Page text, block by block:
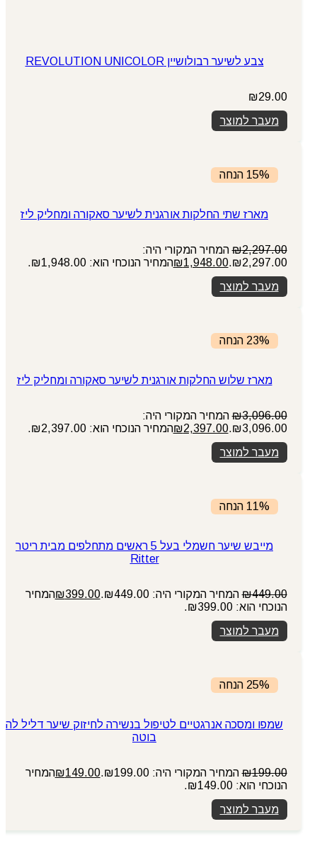
צבע לשיער רבולושיין REVOLUTION UNICOLOR
₪29.00
מעבר למוצר
15% הנחה
מארז שתי החלקות אורגנית לשיער סאקורה ומחליק ליז
₪2,297.00
המחיר המקורי היה:
₪2,297.00.
₪1,948.00
המחיר הנוכחי הוא: ₪1,948.00.
מעבר למוצר
23% הנחה
מארז שלוש החלקות אורגנית לשיער סאקורה ומחליק ליז
₪3,096.00
המחיר המקורי היה:
₪3,096.00.
₪2,397.00
המחיר הנוכחי הוא: ₪2,397.00.
מעבר למוצר
11% הנחה
מייבש שיער חשמלי בעל 5 ראשים מתחלפים מבית ריטר
Ritter
₪449.00 המחיר המקורי היה: ₪449.00. ₪399.00
המחיר
הנוכחי הוא: ₪399.00.
מעבר למוצר
25% הנחה
שמפו ומסכה אנרגטיים לטיפול בנשירה לחיזוק שיער דליל לה
בוטה
₪199.00 המחיר המקורי היה: ₪199.00. ₪149.00
המחיר
הנוכחי הוא: ₪149.00.
מעבר למוצר